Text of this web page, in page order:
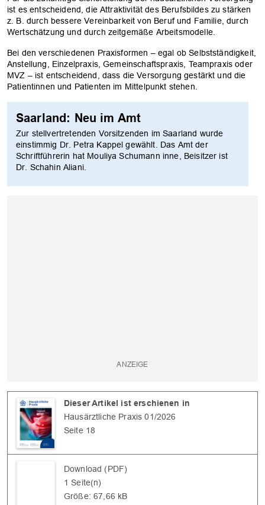
ist es entscheidend, die Attraktivität des Berufsbildes zu stärken
z. B. durch bessere Vereinbarkeit von Beruf und Familie, durch
Wertschätzung und durch zeitgemäße Arbeitsmodelle.
Bei den verschiedenen Praxisformen – egal ob Selbstständigkeit,
Anstellung, Einzelpraxis, Gemeinschaftspraxis, Teampraxis oder
MVZ – ist entscheidend, dass die Versorgung gestärkt und die
Patientinnen und Patienten im Mittelpunkt stehen.
Saarland: Neu im Amt
Zur stellvertretenden Vorsitzenden im Saarland wurde
einstimmig Dr. Petra Kappel gewählt. Das Amt der
Schriftführerin hat Mouliya Schumann inne, Beisitzer ist
Dr. Schahin Aliani.
Dieser Artikel ist erschienen in
Hausärztliche Praxis 01/2026
Seite 18
Download (PDF)
1 Seite(n)
Größe: 67,66 kB